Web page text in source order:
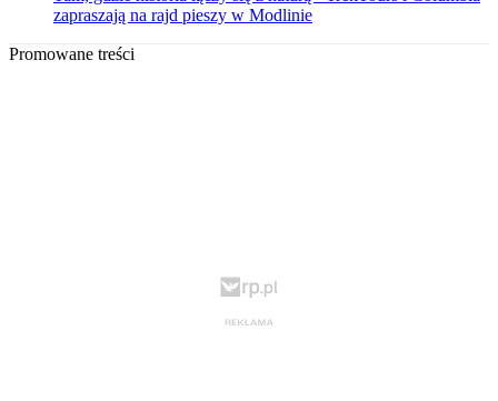
zapraszają na rajd pieszy w Modlinie
Promowane treści